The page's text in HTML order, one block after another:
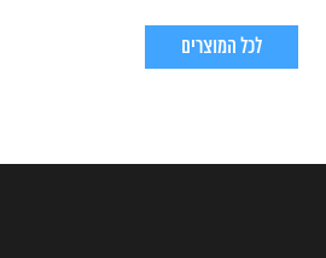
לכל המוצרים